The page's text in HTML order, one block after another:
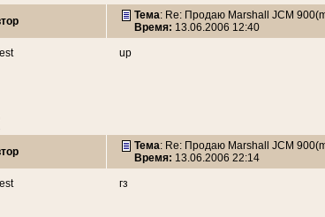
Тема: Re: Продаю Marshall JCM
Время: 13.06.2006 12:40
up
Тема: Re: Продаю Marshall JCM
Время: 13.06.2006 22:14
гз